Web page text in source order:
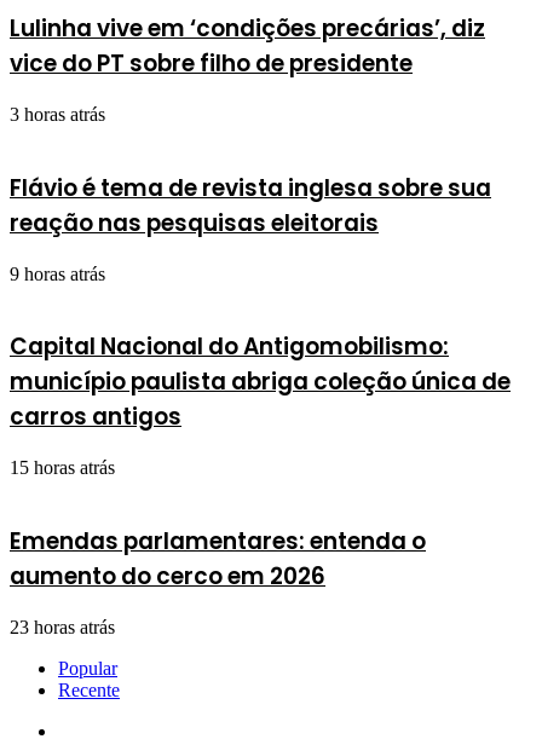
Lulinha vive em ‘condições precárias’, diz
vice do PT sobre filho de presidente
3 horas atrás
Flávio é tema de revista inglesa sobre sua
reação nas pesquisas eleitorais
9 horas atrás
Capital Nacional do Antigomobilismo:
município paulista abriga coleção única de
carros antigos
15 horas atrás
Emendas parlamentares: entenda o
aumento do cerco em 2026
23 horas atrás
Popular
Recente